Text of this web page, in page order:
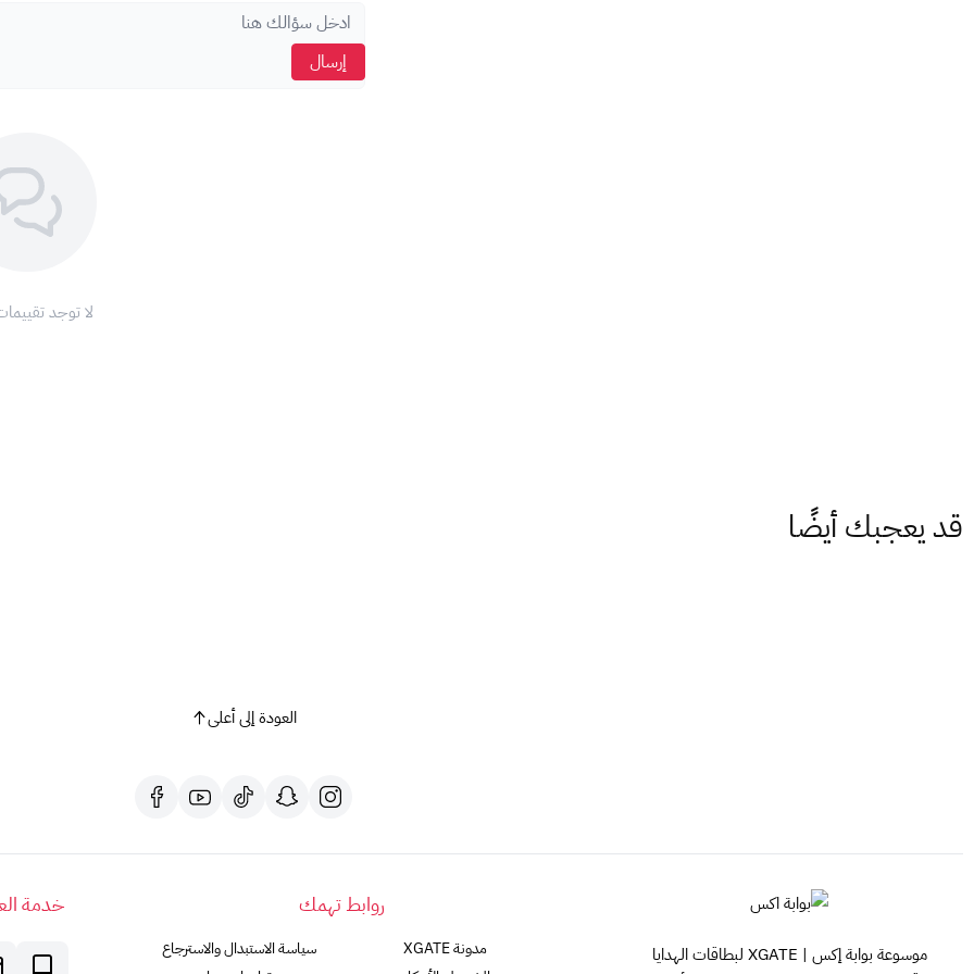
إبداع فريقك.
كيفية تفعيل بطاقة Microsoft 365 Business:
سجل دخولك إلى حسابك الخاص بك أو أنشئ حساب
إرسال
لا توجد
قد يعجبك أيضًا
العودة إلى أعلى
موسوعة بوابة إكس | XGATE لبطاقات الهدايا
روابط تهمك
مدونة XGATE
سياسة الاستبدال والاسترجاع
خدمة